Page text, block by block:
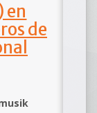
en
de